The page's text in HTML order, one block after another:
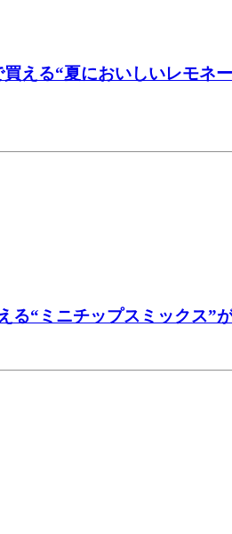
える“夏においしいレモ
る“ミニチップスミックス